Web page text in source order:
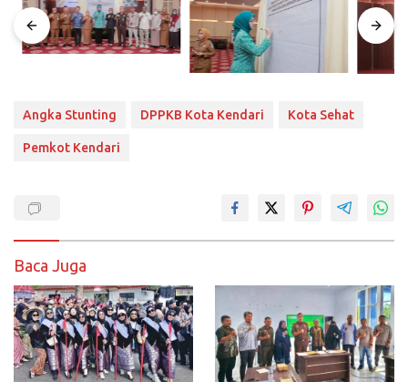
Angka Stunting DPPKB Kota Kendari Kota Sehat
Pemkot Kendari
Baca Juga